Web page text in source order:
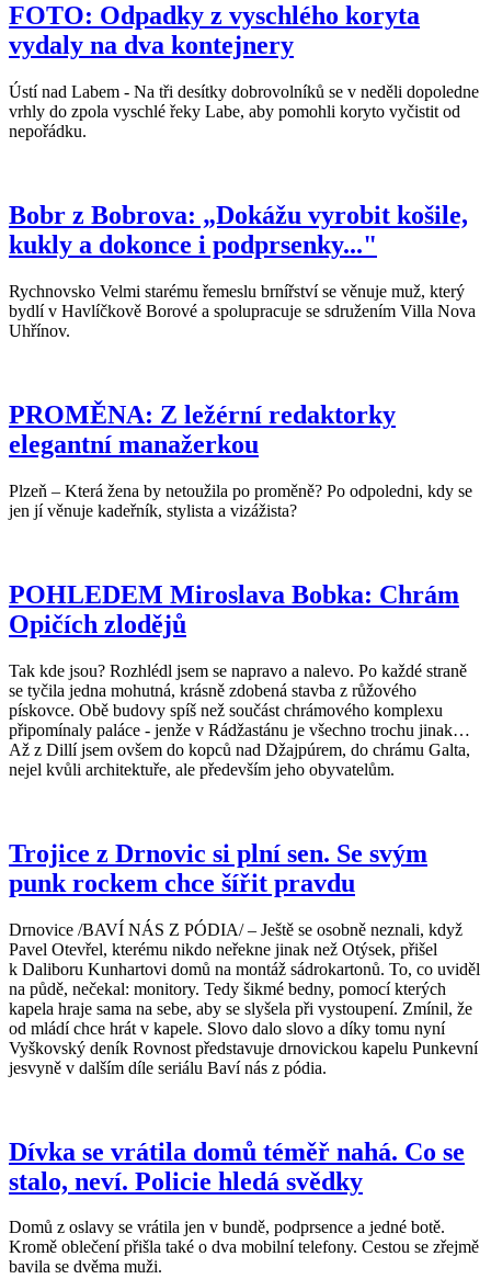
FOTO: Odpadky z vyschlého koryta
vydaly na dva kontejnery
Ústí nad Labem - Na tři desítky dobrovolníků se v neděli dopoledne
vrhly do zpola vyschlé řeky Labe, aby pomohli koryto vyčistit od
nepořádku.
Bobr z Bobrova: „Dokážu vyrobit košile,
kukly a dokonce i podprsenky..."
Rychnovsko Velmi starému řemeslu brnířství se věnuje muž, který
bydlí v Havlíčkově Borové a spolupracuje se sdružením Villa Nova
Uhřínov.
PROMĚNA: Z ležérní redaktorky
elegantní manažerkou
Plzeň – Která žena by netoužila po proměně? Po odpoledni, kdy se
jen jí věnuje kadeřník, stylista a vizážista?
POHLEDEM Miroslava Bobka: Chrám
Opičích zlodějů
Tak kde jsou? Rozhlédl jsem se napravo a nalevo. Po každé straně
se tyčila jedna mohutná, krásně zdobená stavba z růžového
pískovce. Obě budovy spíš než součást chrámového komplexu
připomínaly paláce - jenže v Rádžastánu je všechno trochu jinak…
Až z Dillí jsem ovšem do kopců nad Džajpúrem, do chrámu Galta,
nejel kvůli architektuře, ale především jeho obyvatelům.
Trojice z Drnovic si plní sen. Se svým
punk rockem chce šířit pravdu
Drnovice /BAVÍ NÁS Z PÓDIA/ – Ještě se osobně neznali, když
Pavel Otevřel, kterému nikdo neřekne jinak než Otýsek, přišel
k Daliboru Kunhartovi domů na montáž sádrokartonů. To, co uviděl
na půdě, nečekal: monitory. Tedy šikmé bedny, pomocí kterých
kapela hraje sama na sebe, aby se slyšela při vystoupení. Zmínil, že
od mládí chce hrát v kapele. Slovo dalo slovo a díky tomu nyní
Vyškovský deník Rovnost představuje drnovickou kapelu Punkevní
jesvyně v dalším díle seriálu Baví nás z pódia.
Dívka se vrátila domů téměř nahá. Co se
stalo, neví. Policie hledá svědky
Domů z oslavy se vrátila jen v bundě, podprsence a jedné botě.
Kromě oblečení přišla také o dva mobilní telefony. Cestou se zřejmě
bavila se dvěma muži.